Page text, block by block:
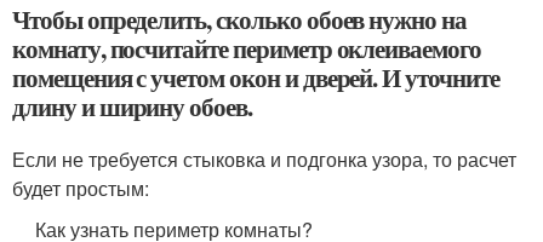
Чтобы определить, сколько обоев нужно на
комнату, посчитайте периметр оклеиваемого
помещения с учетом окон и дверей. И уточните
длину и ширину обоев.
Если не требуется стыковка и подгонка узора, то расчет
будет простым:
Как узнать периметр комнаты?